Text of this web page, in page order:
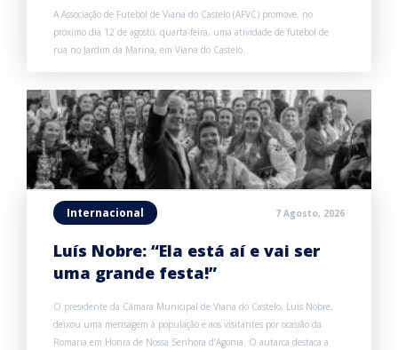
A Associação de Futebol de Viana do Castelo (AFVC) promove, no
próximo dia 12 de agosto, quarta-feira, uma atividade de futebol de
rua no Jardim da Marina, em Viana do Castelo.
Internacional 7 Agosto, 2026
Luís Nobre: “Ela está aí e vai ser
uma grande festa!”
O presidente da Câmara Municipal de Viana do Castelo, Luís Nobre,
deixou uma mensagem à população e aos visitantes por ocasião da
Romaria em Honra de Nossa Senhora d’Agonia. O autarca destaca a